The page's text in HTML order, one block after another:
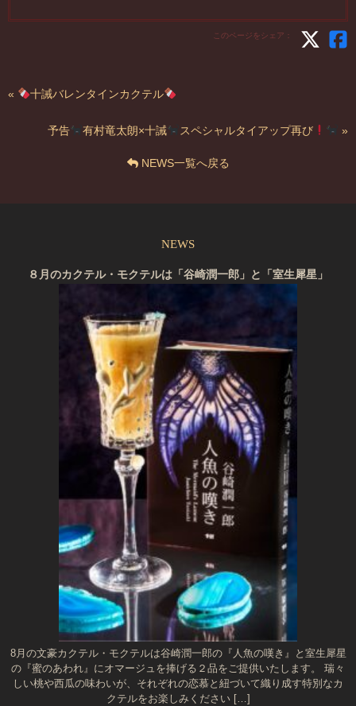
このページをシェア：
« 十誡バレンタインカクテル
予告 有村竜太朗×十誡 スペシャルタイアップ再び »
NEWS一覧へ戻る
NEWS
８月のカクテル・モクテルは「谷崎潤一郎」と「室生犀星」
8月の文豪カクテル・モクテルは谷崎潤一郎の『人魚の嘆き』と室生犀星
の『蜜のあわれ』にオマージュを捧げる２品をご提供いたします。 瑞々
しい桃や西瓜の味わいが、それぞれの恋慕と紐づいて織り成す特別なカ
クテルをお楽しみください […]